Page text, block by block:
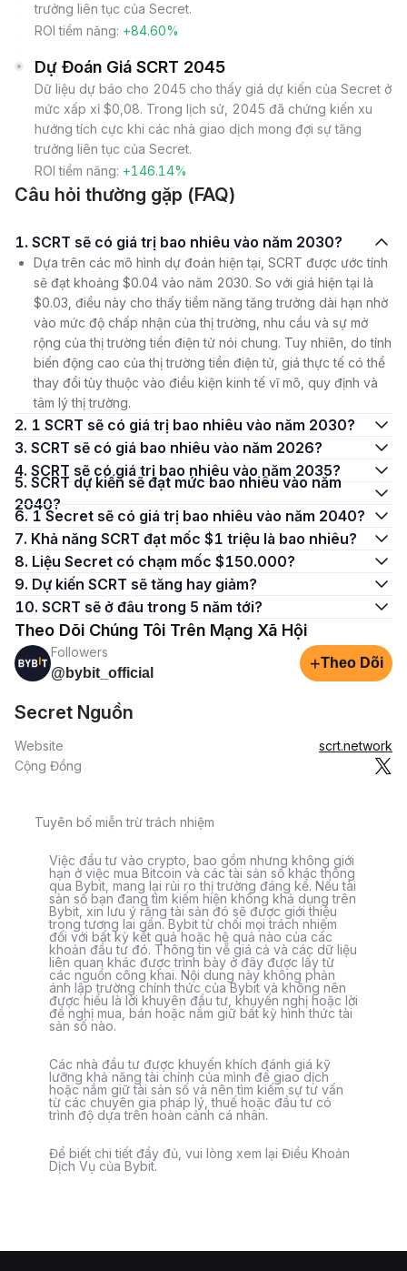
trưởng liên tục của Secret.
ROI tiềm năng: +84.60%
Dự Đoán Giá SCRT 2045
Dữ liệu dự báo cho 2045 cho thấy giá dự kiến của Secret ở
mức xấp xỉ $0,08. Trong lịch sử, 2045 đã chứng kiến xu
hướng tích cực khi các nhà giao dịch mong đợi sự tăng
trưởng liên tục của Secret.
ROI tiềm năng: +146.14%
Câu hỏi thường gặp (FAQ)
1. SCRT sẽ có giá trị bao nhiêu vào năm 2030?
Dựa trên các mô hình dự đoán hiện tại, SCRT được ước tính
sẽ đạt khoảng $0.04 vào năm 2030. So với giá hiện tại là
$0.03, điều này cho thấy tiềm năng tăng trưởng dài hạn nhờ
vào mức độ chấp nhận của thị trường, nhu cầu và sự mở
rộng của thị trường tiền điện tử nói chung. Tuy nhiên, do tính
biến động cao của thị trường tiền điện tử, giá thực tế có thể
thay đổi tùy thuộc vào điều kiện kinh tế vĩ mô, quy định và
tâm lý thị trường.
2. 1 SCRT sẽ có giá trị bao nhiêu vào năm 2030?
3. SCRT sẽ có giá bao nhiêu vào năm 2026?
4. SCRT sẽ có giá trị bao nhiêu vào năm 2035?
5. SCRT dự kiến sẽ đạt mức bao nhiêu vào năm
2040?
6. 1 Secret sẽ có giá trị bao nhiêu vào năm 2040?
7. Khả năng SCRT đạt mốc $1 triệu là bao nhiêu?
8. Liệu Secret có chạm mốc $150.000?
9. Dự kiến SCRT sẽ tăng hay giảm?
10. SCRT sẽ ở đâu trong 5 năm tới?
Theo Dõi Chúng Tôi Trên Mạng Xã Hội
Followers
@bybit_official
+Theo Dõi
Secret Nguồn
Website
scrt.network
Cộng Đồng
Tuyên bố miễn trừ trách nhiệm
Việc đầu tư vào crypto, bao gồm nhưng không giới
hạn ở việc mua Bitcoin và các tài sản số khác thông
qua Bybit, mang lại rủi ro thị trường đáng kể. Nếu tài
sản số bạn đang tìm kiếm hiện không khả dụng trên
Bybit, xin lưu ý rằng tài sản đó sẽ được giới thiệu
trong tương lai gần. Bybit từ chối mọi trách nhiệm
đối với bất kỳ kết quả hoặc hệ quả nào của các
khoản đầu tư đó. Thông tin về giá cả và các dữ liệu
liên quan khác được trình bày ở đây được lấy từ
các nguồn công khai. Nội dung này không phản
ánh lập trường chính thức của Bybit và không nên
được hiểu là lời khuyên đầu tư, khuyến nghị hoặc lời
đề nghị mua, bán hoặc nắm giữ bất kỳ hình thức tài
sản số nào.
Các nhà đầu tư được khuyến khích đánh giá kỹ
lưỡng khả năng tài chính của mình để giao dịch
hoặc nắm giữ tài sản số và nên tìm kiếm sự tư vấn
từ các chuyên gia pháp lý, thuế hoặc đầu tư có
trình độ dựa trên hoàn cảnh cá nhân.
Để biết chi tiết đầy đủ, vui lòng xem lại Điều Khoản
Dịch Vụ của Bybit.